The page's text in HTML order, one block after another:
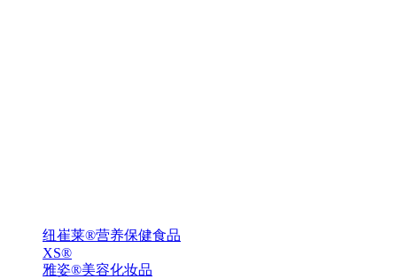
纽崔莱®营养保健食品
XS®
雅姿®美容化妆品